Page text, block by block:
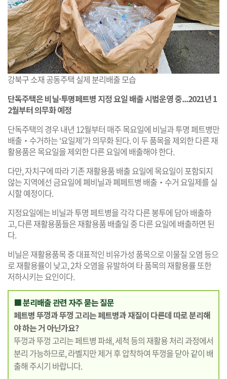
강북구 소재 공동주택 실제 분리배출 모습
단독주택은 비닐·투명페트병 지정 요일 배출 시범운영 중...2021년 1
2월부터 의무화 예정
단독주택의 경우 내년 12월부터 매주 목요일에 비닐과 투명 페트병만
배출‧수거하는 ‘요일제’가 의무화 된다. 이 두 품목을 제외한 다른 재
활용품은 목요일을 제외한 다른 요일에 배출해야 한다.
다만, 자치구에 따라 기존 재활용품 배출 요일에 목요일이 포함되지
않는 지역에선 금요일에 폐비닐과 폐페트병 배출‧수거 요일제를 실
시할 예정이다.
지정요일에는 비닐과 투명 페트병을 각각 다른 봉투에 담아 배출하
고, 다른 재활용품들은 재활용품 배출일 중 다른 요일에 배출하면 된
다.
비닐은 재활용품목 중 대표적인 비유가성 품목으로 이물질 오염 등으
로 재활용률이 낮고, 2차 오염을 유발하여 타 품목의 재활용률 또한
저하시키는 요인이다.
■ 분리배출 관련 자주 묻는 질문
페트병 뚜껑과 뚜껑 고리는 페트병과 재질이 다른데 따로 분리해
야 하는 거 아닌가요?
뚜껑과 뚜껑 고리는 페트병 파쇄, 세척 등의 재활용 처리 과정에서
분리 가능하므로, 라벨지만 제거 후 압착하여 뚜껑을 닫아 같이 배
출해 주시기 바랍니다.